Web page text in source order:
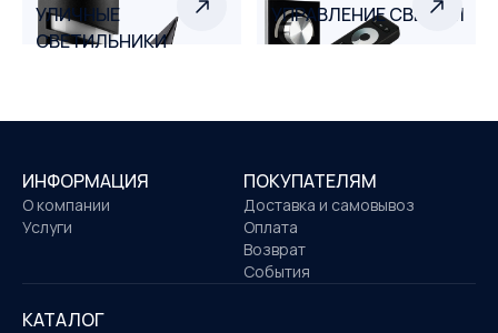
УЛИЧНЫЕ
СВЕТИЛЬНИКИ
УПРАВЛЕНИЕ СВЕТОМ
ИНФОРМАЦИЯ
О компании
Услуги
ПОКУПАТЕЛЯМ
Доставка и самовывоз
Оплата
Возврат
События
КАТАЛОГ